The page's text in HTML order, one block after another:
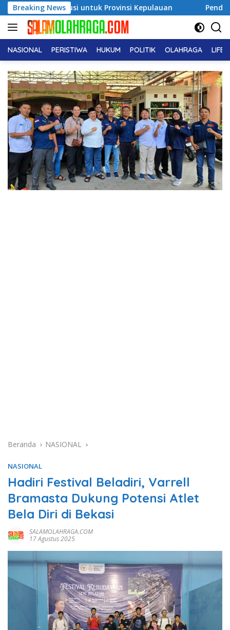
Langsung
ke
konten
Breaking News
untuk Provinsi Kepulauan Pendiri No Viral No
NASIONAL PERISTIWA HUKUM POLITIK OLAHRAGA
Beranda NASIONAL
NASIONAL
Hadiri Festival Beladiri, Varrell
Bramasta Dukung Potensi Atlet
Bela Diri di Bekasi
SALAMOLAHRAGA.COM
17 Agustus 2025